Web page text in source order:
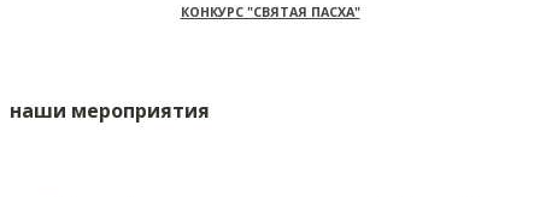
КОНКУРС "СВЯТАЯ ПАСХА"
наши мероприятия